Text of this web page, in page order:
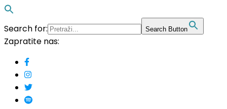
Search for: Search Button
Zapratite nas: